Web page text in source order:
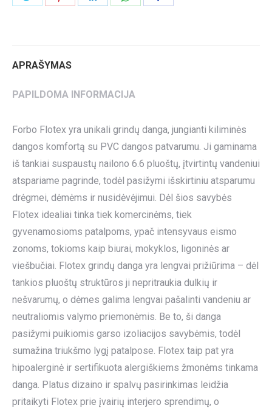
APRAŠYMAS
PAPILDOMA INFORMACIJA
Forbo Flotex yra unikali grindų danga, jungianti kiliminės
dangos komfortą su PVC dangos patvarumu. Ji gaminama
iš tankiai suspaustų nailono 6.6 pluoštų, įtvirtintų vandeniui
atspariame pagrinde, todėl pasižymi išskirtiniu atsparumu
drėgmei, dėmėms ir nusidėvėjimui. Dėl šios savybės
Flotex idealiai tinka tiek komercinėms, tiek
gyvenamosioms patalpoms, ypač intensyvaus eismo
zonoms, tokioms kaip biurai, mokyklos, ligoninės ar
viešbučiai. Flotex grindų danga yra lengvai prižiūrima – dėl
tankios pluoštų struktūros ji nepritraukia dulkių ir
nešvarumų, o dėmes galima lengvai pašalinti vandeniu ar
neutraliomis valymo priemonėmis. Be to, ši danga
pasižymi puikiomis garso izoliacijos savybėmis, todėl
sumažina triukšmo lygį patalpose. Flotex taip pat yra
hipoalerginė ir sertifikuota alergiškiems žmonėms tinkama
danga. Platus dizaino ir spalvų pasirinkimas leidžia
pritaikyti Flotex prie įvairių interjero sprendimų, o